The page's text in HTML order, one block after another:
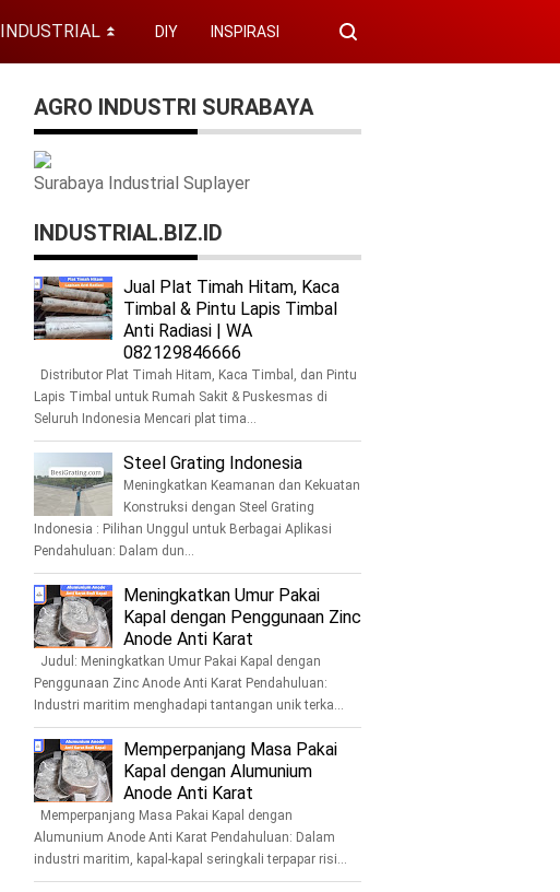
INDUSTRIAL ⏬ DIY INSPIRASI
AGRO INDUSTRI SURABAYA
Surabaya Industrial Suplayer
INDUSTRIAL.BIZ.ID
Jual Plat Timah Hitam, Kaca
Timbal & Pintu Lapis Timbal
Anti Radiasi | WA
082129846666
Distributor Plat Timah Hitam, Kaca Timbal, dan Pintu
Lapis Timbal untuk Rumah Sakit & Puskesmas di
Seluruh Indonesia Mencari plat tima...
Steel Grating Indonesia
Meningkatkan Keamanan dan Kekuatan
Konstruksi dengan Steel Grating
Indonesia : Pilihan Unggul untuk Berbagai Aplikasi
Pendahuluan: Dalam dun...
Meningkatkan Umur Pakai
Kapal dengan Penggunaan Zinc
Anode Anti Karat
Judul: Meningkatkan Umur Pakai Kapal dengan
Penggunaan Zinc Anode Anti Karat Pendahuluan:
Industri maritim menghadapi tantangan unik terka...
Memperpanjang Masa Pakai
Kapal dengan Alumunium
Anode Anti Karat
Memperpanjang Masa Pakai Kapal dengan
Alumunium Anode Anti Karat Pendahuluan: Dalam
industri maritim, kapal-kapal seringkali terpapar risi...